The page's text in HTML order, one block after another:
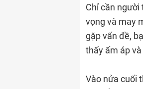
Chỉ cần
vọng và may
gặp vấn đề,
thấy ấm áp
Vào nửa cuối